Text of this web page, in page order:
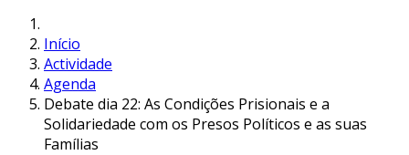
Início
Actividade
Agenda
Debate dia 22: As Condições Prisionais e a
Solidariedade com os Presos Políticos e as suas
Famílias